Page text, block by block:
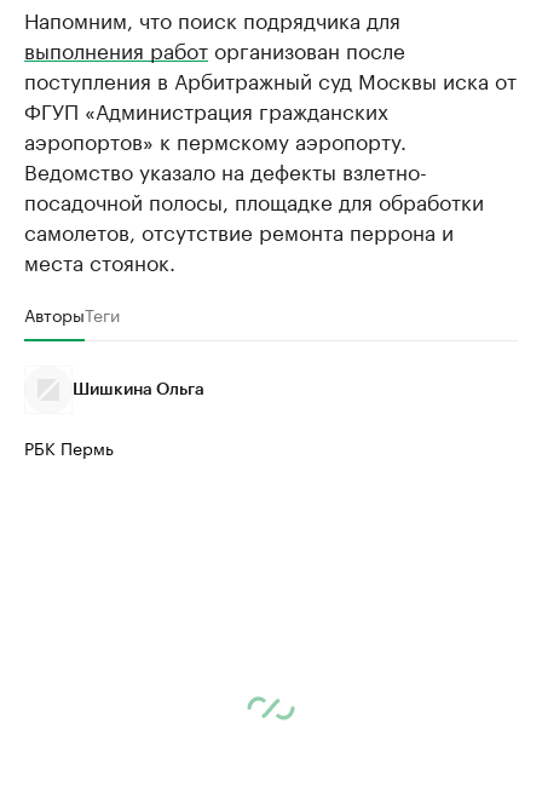
Напомним, что поиск подрядчика для
выполнения работорганизован после
поступления в Арбитражный суд Москвы иска от
ФГУП «Администрация гражданских
аэропортов» к пермскому аэропорту.
Ведомство указало на дефекты взлетно-
посадочной полосы, площадке для обработки
самолетов, отсутствие ремонта перрона и
места стоянок.
АвторыТеги
Шишкина Ольга
РБК Пермь